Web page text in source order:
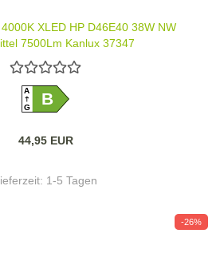
XLED HP D46E40 38W NW
7500Lm Kanlux 37347
A
GB
44,95 EUR
1-5 Tagen
-26%